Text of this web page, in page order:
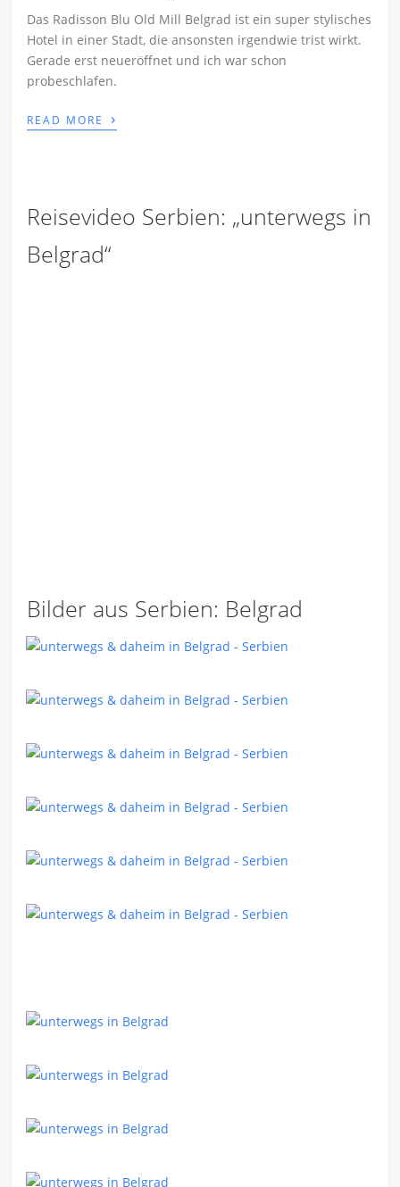
Das Radisson Blu Old Mill Belgrad ist ein super stylisches
Hotel in einer Stadt, die ansonsten irgendwie trist wirkt.
Gerade erst neueröffnet und ich war schon
probeschlafen.
READ MORE ›
Reisevideo Serbien: „unterwegs in
Belgrad“
Bilder aus Serbien: Belgrad